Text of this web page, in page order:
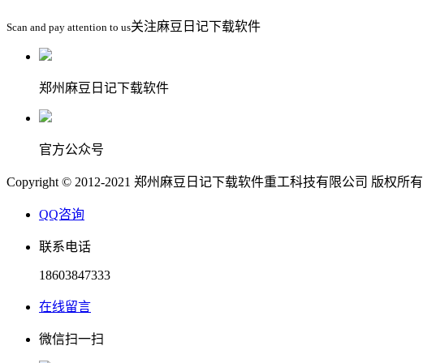
Scan and pay attention to us关注麻豆日记下载软件
郑州麻豆日记下载软件
官方公众号
Copyright © 2012-2021 郑州麻豆日记下载软件重工科技有限公司 版权所有
QQ咨询
联系电话
18603847333
在线留言
微信扫一扫